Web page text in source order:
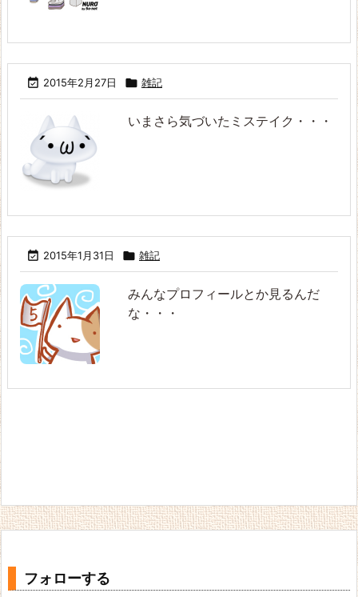
 2015年2月27日  雑記
いまさら気づいたミステイク・・・
 2015年1月31日  雑記
みんなプロフィールとか見るんだ
な・・・
フォローする